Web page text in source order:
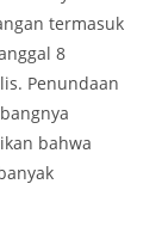
termasuk
8
Penundaan
bahwa